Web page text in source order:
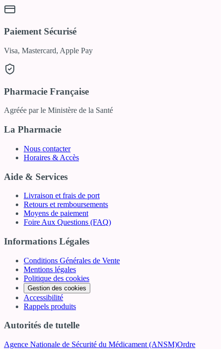
Paiement Sécurisé
Visa, Mastercard, Apple Pay
Pharmacie Française
Agréée par le Ministère de la Santé
La Pharmacie
Nous contacter
Horaires & Accès
Aide & Services
Livraison et frais de port
Retours et remboursements
Moyens de paiement
Foire Aux Questions (FAQ)
Informations Légales
Conditions Générales de Vente
Mentions légales
Politique des cookies
Gestion des cookies
Accessibilité
Rappels produits
Autorités de tutelle
Agence Nationale de Sécurité du Médicament (ANSM)Ordre